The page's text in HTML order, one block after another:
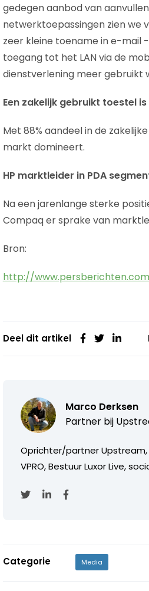
gedegen aanbod van
netwerktoepassingen zien we
zeer kleine toename in e-mail
toegang tot het LAN via de
dienstverlening meer gebruikt
Een zakelijk gebruikt toestel is
Met 88% aandeel in de
markt domineert.
HP marktleider in PDA
Na een jarenlange sterke
Compaq er sprake van
Bron:
http://
Deel dit artikel
Marco Derksen
Partner bij
Oprichter/partner Upstream,
VPRO, Bestuur Luxor Live,
Categorie Media